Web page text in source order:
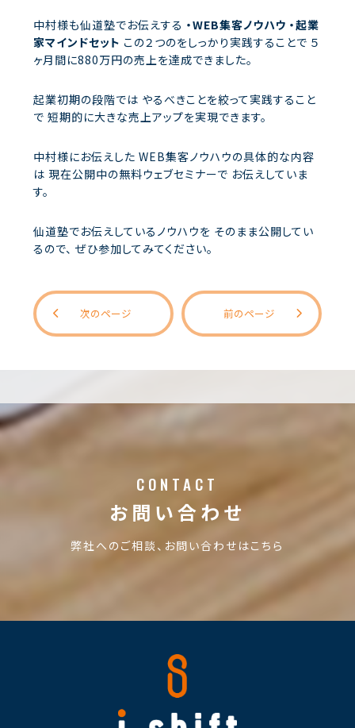
中村様も仙道塾でお伝えする ・WEB集客ノウハウ ・起業
家マインドセット この２つのをしっかり実践することで ５
ヶ月間に880万円の売上を達成できました。
起業初期の段階では やるべきことを絞って実践すること
で 短期的に大きな売上アップを実現できます。
中村様にお伝えした WEB集客ノウハウの具体的な内容
は 現在公開中の無料ウェブセミナーで お伝えしていま
す。
仙道塾でお伝えしているノウハウを そのまま公開してい
るので、 ぜひ参加してみてください。
次のページ 前のページ
CONTACT
お問い合わせ
弊社へのご相談、お問い合わせはこちら